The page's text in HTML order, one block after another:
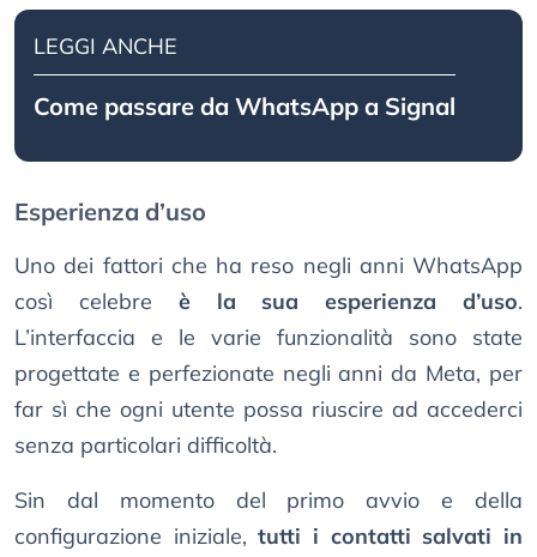
LEGGI ANCHE
Come passare da WhatsApp a Signal
Esperienza d’uso
Uno dei fattori che ha reso negli anni WhatsApp
così celebre è la sua esperienza d’uso.
L’interfaccia e le varie funzionalità sono state
progettate e perfezionate negli anni da Meta, per
far sì che ogni utente possa riuscire ad accederci
senza particolari difficoltà.
Sin dal momento del primo avvio e della
configurazione iniziale,tutti i contatti salvati in